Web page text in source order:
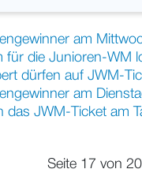
am
für die Junioren-WM
dürfen auf JWM-
am
das JWM-Ticket am
Seite 17 von 20